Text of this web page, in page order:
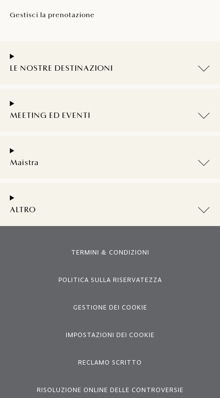
Gestisci la prenotazione
LE NOSTRE DESTINAZIONI
MEETING ED EVENTI
Maistra
ALTRO
TERMINI & CONDIZIONI
POLITICA SULLA RISERVATEZZA
GESTIONE DEI COOKIE
IMPOSTAZIONI DEI COOKIE
RECLAMO SCRITTO
RISOLUZIONE ONLINE DELLE CONTROVERSIE